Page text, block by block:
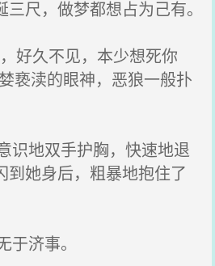
尺，做梦都想占为己有。
好久不见，本少想死你
亵渎的眼神，恶狼一般扑
识地双手护胸，快速地退
到她身后，粗暴地抱住了
济事。